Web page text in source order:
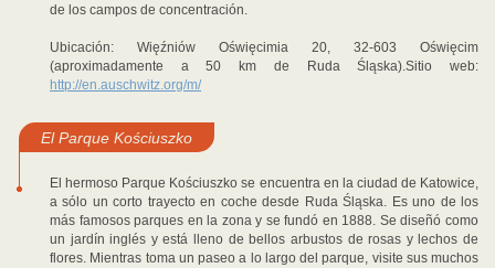
de los campos de concentración.
Ubicación: Więźniów Oświęcimia 20, 32-603 Oświęcim
(aproximadamente a 50 km de Ruda Śląska).Sitio web:
http://en.auschwitz.org/m/
El Parque Kościuszko
El hermoso Parque Kościuszko se encuentra en la ciudad de Katowice,
a sólo un corto trayecto en coche desde Ruda Śląska. Es uno de los
más famosos parques en la zona y se fundó en 1888. Se diseñó como
un jardín inglés y está lleno de bellos arbustos de rosas y lechos de
flores. Mientras toma un paseo a lo largo del parque, visite sus muchos